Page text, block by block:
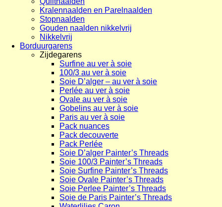
Kralennaalden en Parelnaalden
Stopnaalden
Gouden naalden nikkelvrij
Nikkelvrij
Borduurgarens
Zijdegarens
Surfine au ver à soie
100/3 au ver à soie
Soie D’alger – au ver à soie
Perlée au ver à soie
Ovale au ver à soie
Gobelins au ver à soie
Paris au ver à soie
Pack nuances
Pack decouverte
Pack Perlée
Soie D’alger Painter’s Threads
Soie 100/3 Painter’s Threads
Soie Surfine Painter’s Threads
Soie Ovale Painter’s Threads
Soie Perlee Painter’s Threads
Soie de Paris Painter’s Threads